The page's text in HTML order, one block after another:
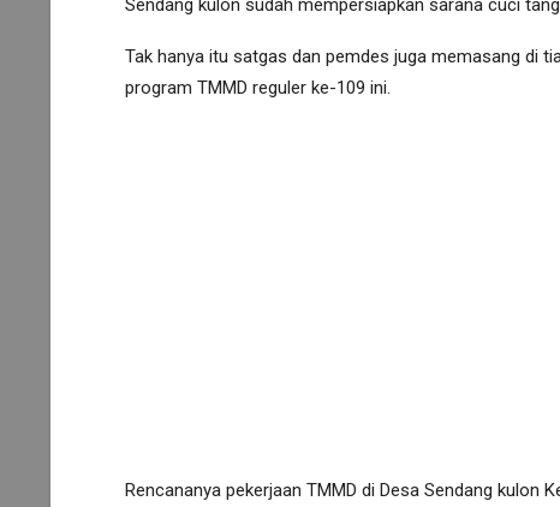
Sendang kulon sudah mempersiapkan sarana cuci
Tak hanya itu satgas dan pemdes juga memasang di
program TMMD reguler ke-109 ini.
Rencananya pekerjaan TMMD di Desa Sendang kulon